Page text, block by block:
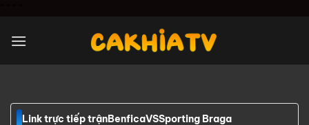
nội
Link trực tiếp trậnBenficaVSSporting Braga